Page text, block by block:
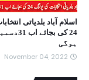
اسلام آباد بلدیاتی
24 کی بجائے
ہوگی
November 04, 2022